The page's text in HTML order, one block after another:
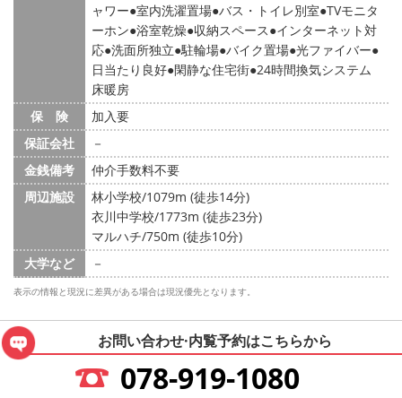
ャワー 室内洗濯置場 バス・トイレ別室 TVモニタ
ーホン 浴室乾燥 収納スペース インターネット対
応 洗面所独立 駐輪場 バイク置場 光ファイバー
日当たり良好 閑静な住宅街 24時間換気システム
床暖房
保 険
加入要
保証会社
－
金銭備考
仲介手数料不要
周辺施設
林小学校/1079m (徒歩14分)
衣川中学校/1773m (徒歩23分)
マルハチ/750m (徒歩10分)
大学など
－
表示の情報と現況に差異がある場合は現況優先となります。
お問い合わせ·内覧予約はこちらから
078-919-1080